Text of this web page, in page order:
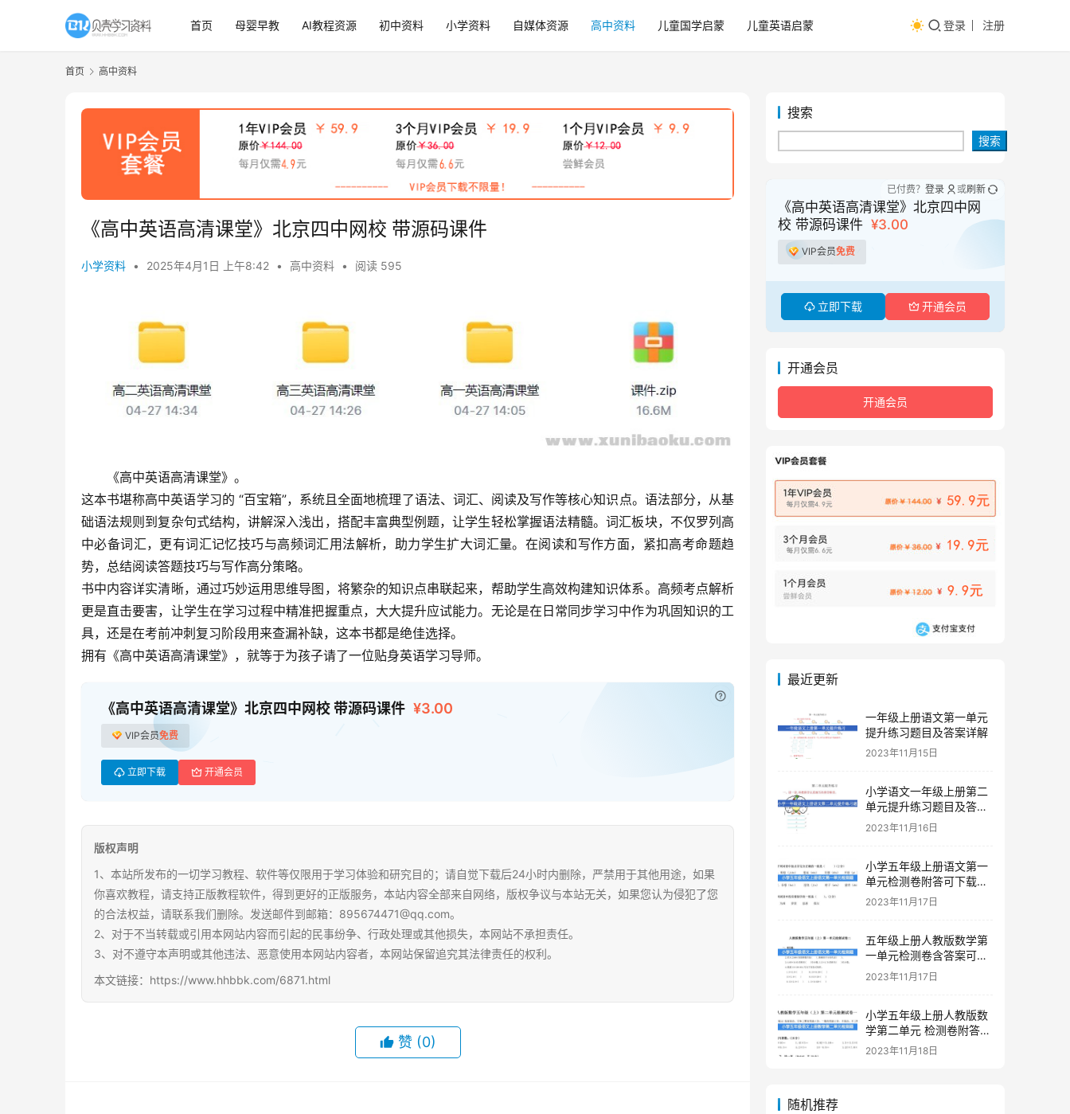
首页 母婴早教 AI教程资源 初中资料 小学资料 自媒体资源 高中资料 儿童国学启蒙 儿童英语启蒙 登录 注册
首页 高中资料
《高中英语高清课堂》北京四中网校 带源码课件
小学资料 • 2025年4月1日 上午8:42 • 高中资料 • 阅读 595
《高中英语高清课堂》。​
这本书堪称高中英语学习的 “百宝箱”，系统且全面地梳理了语法、词汇、阅读及写作等核心知识点。语法部分，从基
础语法规则到复杂句式结构，讲解深入浅出，搭配丰富典型例题，让学生轻松掌握语法精髓。词汇板块，不仅罗列高
中必备词汇，更有词汇记忆技巧与高频词汇用法解析，助力学生扩大词汇量。在阅读和写作方面，紧扣高考命题趋
势，总结阅读答题技巧与写作高分策略。​
书中内容详实清晰，通过巧妙运用思维导图，将繁杂的知识点串联起来，帮助学生高效构建知识体系。高频考点解析
更是直击要害，让学生在学习过程中精准把握重点，大大提升应试能力。无论是在日常同步学习中作为巩固知识的工
具，还是在考前冲刺复习阶段用来查漏补缺，这本书都是绝佳选择。​
拥有《高中英语高清课堂》，就等于为孩子请了一位贴身英语学习导师。
《高中英语高清课堂》北京四中网校 带源码课件 ¥3.00
VIP会员免费
立即下载 开通会员
版权声明
1、本站所发布的一切学习教程、软件等仅限用于学习体验和研究目的；请自觉下载后24小时内删除，严禁用于其他用途，如果
你喜欢教程，请支持正版教程软件，得到更好的正版服务，本站内容全部来自网络，版权争议与本站无关，如果您认为侵犯了您
的合法权益，请联系我们删除。发送邮件到邮箱：895674471@qq.com。
2、对于不当转载或引用本网站内容而引起的民事纷争、行政处理或其他损失，本网站不承担责任。
3、对不遵守本声明或其他违法、恶意使用本网站内容者，本网站保留追究其法律责任的权利。
本文链接：https://www.hhbbk.com/6871.html
赞 (0)
搜索
搜索
《高中英语高清课堂》北京四中网
校 带源码课件 ¥3.00
VIP会员免费
立即下载 开通会员
已付费？ 登录 或刷新
开通会员
开通会员
最近更新
一年级上册语文第一单元
提升练习题目及答案详解
2023年11月15日
小学语文一年级上册第二
单元提升练习题目及答案
下载
2023年11月16日
小学五年级上册语文第一
单元检测卷附答可下载打
印
2023年11月17日
五年级上册人教版数学第
一单元检测卷含答案可下
载打印
2023年11月17日
小学五年级上册人教版数
学第二单元 检测卷附答案
下载
2023年11月18日
随机推荐